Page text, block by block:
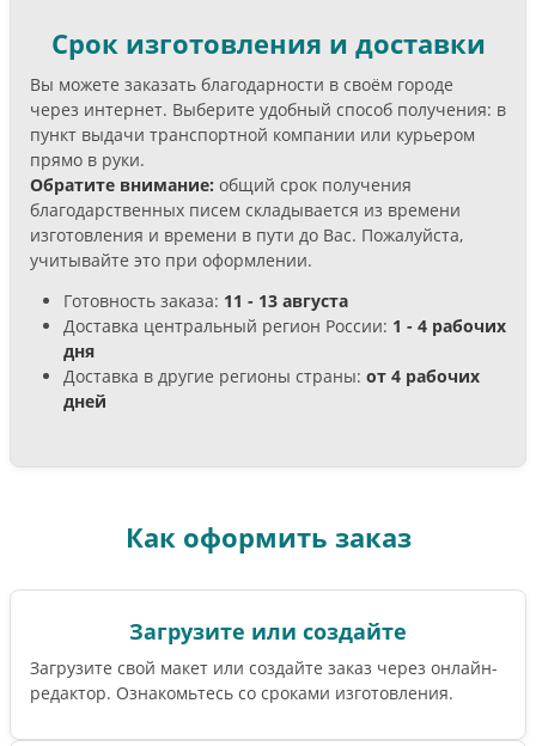
Срок изготовления и доставки
Вы можете заказать благодарности в своём городе
через интернет. Выберите удобный способ получения: в
пункт выдачи транспортной компании или курьером
прямо в руки.
Обратите внимание: общий срок получения
благодарственных писем складывается из времени
изготовления и времени в пути до Вас. Пожалуйста,
учитывайте это при оформлении.
Готовность заказа: 11 - 13 августа
Доставка центральный регион России: 1 - 4 рабочих
дня
Доставка в другие регионы страны: от 4 рабочих
дней
Как оформить заказ
Загрузите или создайте
Загрузите свой макет или создайте заказ через онлайн-
редактор. Ознакомьтесь со сроками изготовления.